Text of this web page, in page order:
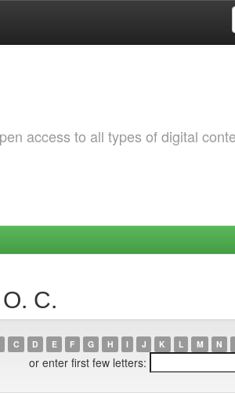
access to all types of digital
О. С.
C D E F G H I J K L M N
or enter first few letters: